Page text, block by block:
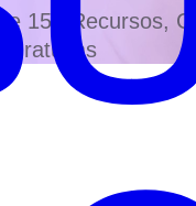
150 Recursos,
Gratuitas